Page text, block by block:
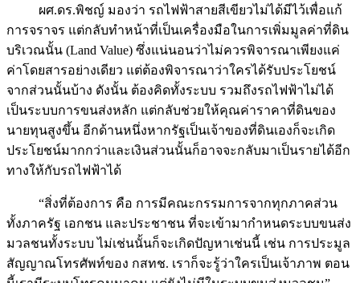
ผศ.ดร.พิชญ์ มองว่า รถไฟฟ้าสายสีเขียวไม่ได้มีไว้เพื่อแก้
การจราจร แต่กลับทำหน้าที่เป็นเครื่องมือในการเพิ่มมูลค่าที่ดิน
บริเวณนั้น (Land Value) ซึ่งแน่นอนว่าไม่ควรพิจารณาเพียงแค่
ค่าโดยสารอย่างเดียว แต่ต้องพิจารณาว่าใครได้รับประโยชน์
จากส่วนนั้นบ้าง ดังนั้น ต้องคิดทั้งระบบ รวมถึงรถไฟฟ้าไม่ได้
เป็นระบบการขนส่งหลัก แต่กลับช่วยให้คุณค่าราคาที่ดินของ
นายทุนสูงขึ้น อีกด้านหนึ่งหากรัฐเป็นเจ้าของที่ดินเองก็จะเกิด
ประโยชน์มากกว่าและเงินส่วนนั้นก็อาจจะกลับมาเป็นรายได้อีก
ทางให้กับรถไฟฟ้าได้
“สิ่งที่ต้องการ คือ การมีคณะกรรมการจากทุกภาคส่วน
ทั้งภาครัฐ เอกชน และประชาชน ที่จะเข้ามากำหนดระบบขนส่ง
มวลชนทั้งระบบ ไม่เช่นนั้นก็จะเกิดปัญหาเช่นนี้ เช่น การประมูล
สัญญาณโทรศัพท์ของ กสทช. เราก็จะรู้ว่าใครเป็นเจ้าภาพ ตอน